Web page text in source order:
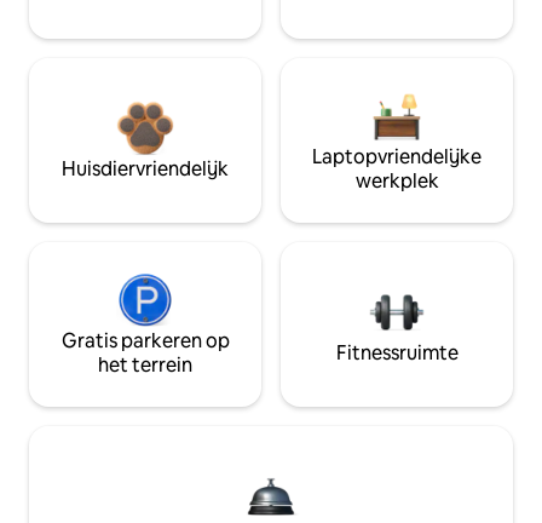
Huisdiervriendelijk
Laptopvriendelijke
werkplek
Gratis parkeren op
het terrein
Fitnessruimte